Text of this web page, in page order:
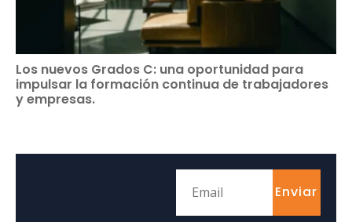
Los nuevos Grados C: una oportunidad para
impulsar la formación continua de trabajadores
y empresas.
Enviar